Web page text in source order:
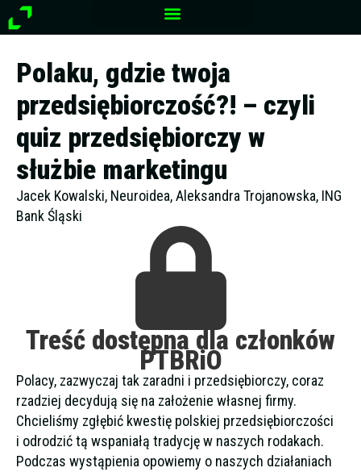
Przejdź
do
Polaku, gdzie twoja
przedsiębiorczość?! – czyli
quiz przedsiębiorczy w
służbie marketingu
Jacek Kowalski, Neuroidea, Aleksandra Trojanowska, ING
Bank Śląski
Treść dostępna dla członków
PTBRiO
Polacy, zazwyczaj tak zaradni i przedsiębiorczy, coraz
rzadziej decydują się na założenie własnej firmy.
Chcieliśmy zgłębić kwestię polskiej przedsiębiorczości
i odrodzić tą wspaniałą tradycję w naszych rodakach.
Podczas wystąpienia opowiemy o naszych działaniach